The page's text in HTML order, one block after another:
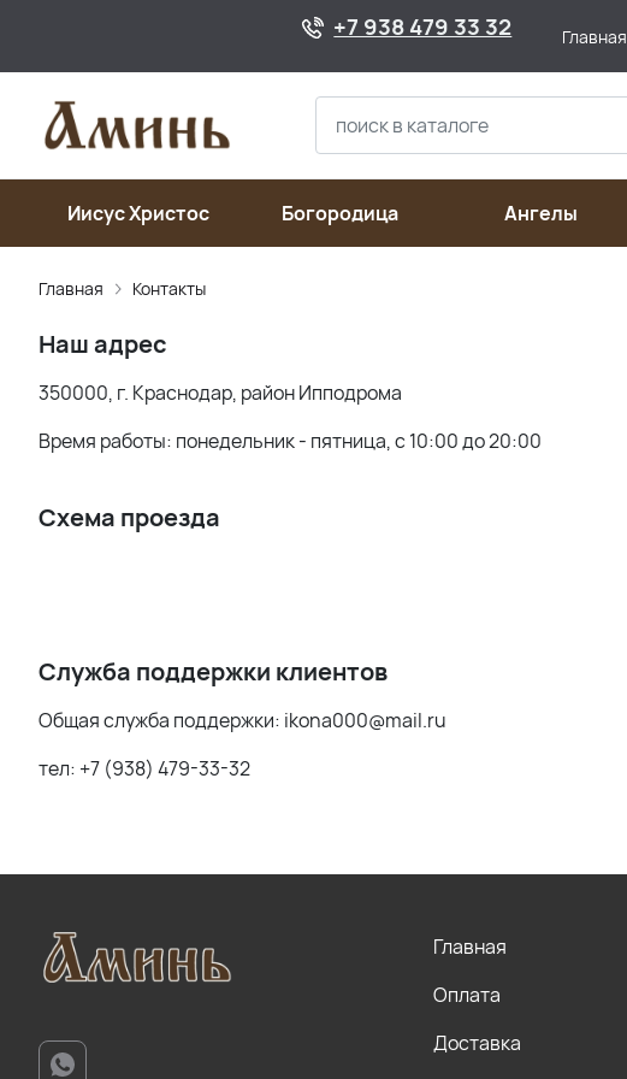
+7 938 479 33 32 Главная
Иисус Христос Богородица Ангелы
Главная Контакты
Наш адрес
350000, г. Краснодар, район Ипподрома
Время работы: понедельник - пятница, с 10:00 до 20:00
Схема проезда
Служба поддержки клиентов
Общая служба поддержки: ikona000@mail.ru
тел: +7 (938) 479-33-32
Главная
Оплата
Доставка